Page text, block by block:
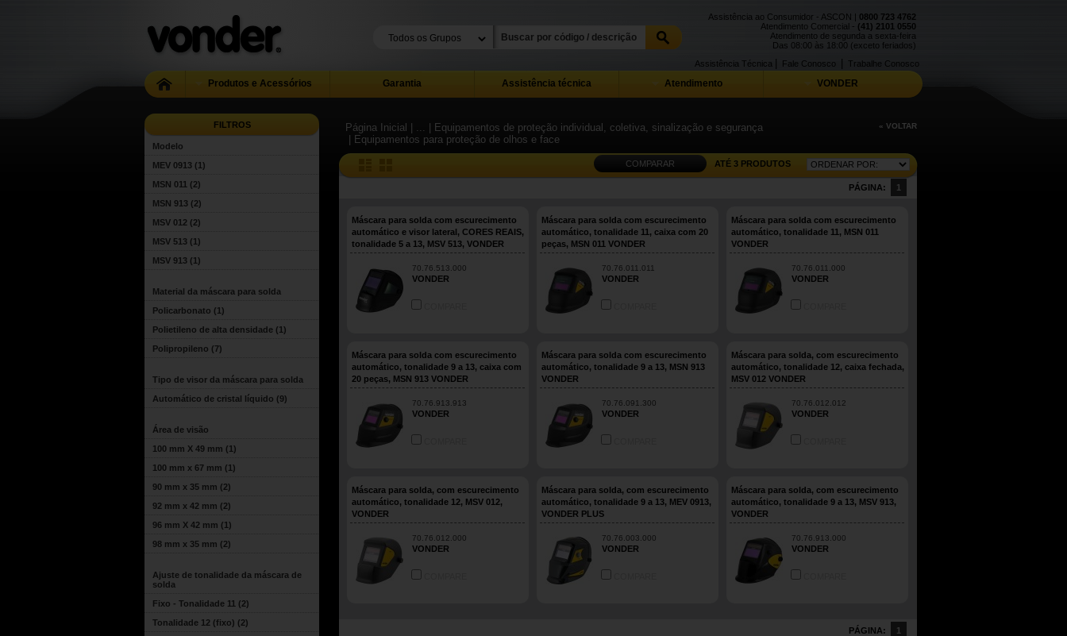
Assistência ao Consumidor - ASCON | 0800 723 4762
Atendimento Comercial - (41) 2101 0550
Atendimento de segunda a sexta-feira
Das 08:00 às 18:00 (exceto feriados)
Trabalhe Conosco
Fale Conosco
Assistência Técnica
Produtos e Acessórios Garantia Assistência técnica Atendimento VONDER
FILTROS
Modelo
MEV 0913 (1)
MSN 011 (2)
MSN 913 (2)
MSV 012 (2)
MSV 513 (1)
MSV 913 (1)
Material da máscara para solda
Policarbonato (1)
Polietileno de alta densidade (1)
Polipropileno (7)
Tipo de visor da máscara para solda
Automático de cristal líquido (9)
Área de visão
100 mm X 49 mm (1)
100 mm x 67 mm (1)
90 mm x 35 mm (2)
92 mm x 42 mm (2)
96 mm X 42 mm (1)
98 mm x 35 mm (2)
Ajuste de tonalidade da máscara de
solda
Fixo - Tonalidade 11 (2)
Tonalidade 12 (fixo) (2)
Página Inicial | ...
| Equipamentos de proteção individual, coletiva, sinalização e segurança
| Equipamentos para proteção de olhos e face
« VOLTAR
COMPARAR ATÉ 3 PRODUTOS
PÁGINA: 1
Máscara para solda com escurecimento
automático e visor lateral, CORES REAIS,
tonalidade 5 a 13, MSV 513, VONDER
PLUS
70.76.513.000
VONDER
Máscara para solda com escurecimento
automático, tonalidade 11, caixa com 20
peças, MSN 011 VONDER
70.76.011.011
VONDER
Máscara para solda com escurecimento
automático, tonalidade 11, MSN 011
VONDER
70.76.011.000
VONDER
Máscara para solda com escurecimento
automático, tonalidade 9 a 13, caixa com
20 peças, MSN 913 VONDER
70.76.913.913
VONDER
Máscara para solda com escurecimento
automático, tonalidade 9 a 13, MSN 913
VONDER
70.76.091.300
VONDER
Máscara para solda, com escurecimento
automático, tonalidade 12, caixa fechada,
MSV 012 VONDER
70.76.012.012
VONDER
Máscara para solda, com escurecimento
automático, tonalidade 12, MSV 012,
VONDER
70.76.012.000
VONDER
Máscara para solda, com escurecimento
automático, tonalidade 9 a 13, MEV 0913,
VONDER PLUS
70.76.003.000
VONDER
Máscara para solda, com escurecimento
automático, tonalidade 9 a 13, MSV 913,
VONDER
70.76.913.000
VONDER
PÁGINA: 1